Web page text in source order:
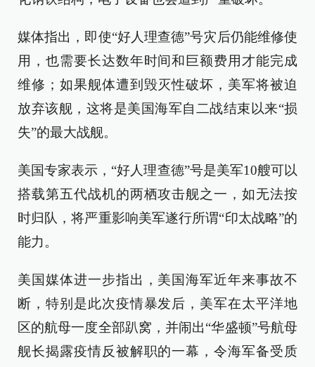
媒体指出，即使“好人理查德”号灾后仍能维修使
用，也需要长达数年时间和巨额费用才能完成
维修；如果舰体遭到毁灭性破坏，美军将被迫
放弃该舰，这将是美国海军自二战结束以来“损
失”的最大战舰。
美国专家表示，“好人理查德”号是美军10艘可以
搭载第五代战机的两栖攻击舰之一，如无法按
时归队，将严重影响美军遂行所谓“印太战略”的
能力。
美国媒体进一步指出，美国海军近年来事故不
断，特别是此次疫情暴发后，美军在太平洋地
区的航母一度全部趴窝，并闹出“华盛顿”号航母
舰长揭露疫情反被解职的一幕，令海军备受质